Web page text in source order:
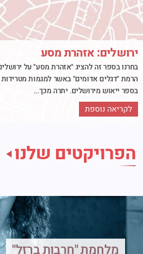
ירושלים: אזהרת מסע
בחרנו בספר זה להציג "אזהרת מסע" על
הרמת "דגלים אדומים" באשר למגמות
בספר ייאוש מירושלים. יתרה מכך...
לקריאה נוספת
הפרויקטים שלנו
מלחמת "חרבות ברזל"